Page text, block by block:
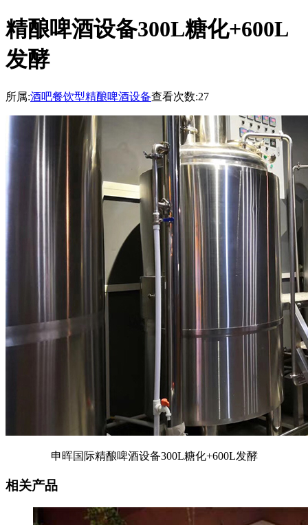
精酿啤酒设备300L糖化+600L
发酵
所属:酒吧餐饮型精酿啤酒设备查看次数:27
申晖国际精酿啤酒设备300L糖化+600L发酵
相关产品